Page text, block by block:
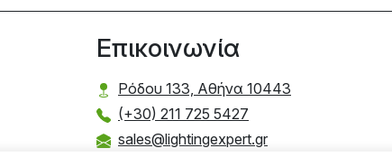
Επικοινωνία
Ρόδου 133, Αθήνα 10443
(+30) 211 725 5427
sales@lightingexpert.gr